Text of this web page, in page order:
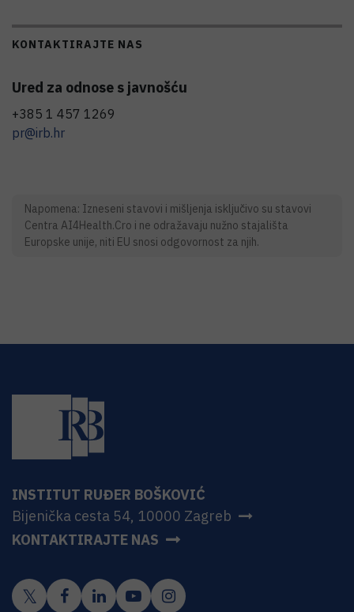
KONTAKTIRAJTE NAS
Ured za odnose s javnošću
+385 1 457 1269
pr@irb.hr
Napomena: Izneseni stavovi i mišljenja isključivo su stavovi
Centra AI4Health.Cro i ne odražavaju nužno stajališta
Europske unije, niti EU snosi odgovornost za njih.
INSTITUT RUĐER BOŠKOVIĆ
Bijenička cesta 54, 10000 Zagreb
KONTAKTIRAJTE NAS